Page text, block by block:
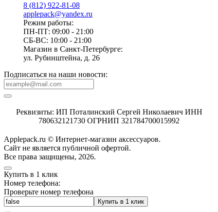
8 (812) 922-81-08
applepack@yandex.ru
Режим работы:
ПН-ПТ: 09:00 - 21:00
СБ-ВС: 10:00 - 21:00
Магазин в Санкт-Петербурге:
ул. Рубинштейна, д. 26
Подписаться на наши новости:
Реквизиты: ИП Поталинский Сергей Николаевич ИНН
780632121730 ОГРНИП 321784700015992
Applepack.ru © Интернет-магазин аксессуаров.
Cайт не является публичной офертой.
Все права защищены, 2026.
Купить в 1 клик
Номер телефона:
Проверьте номер телефона
Купить в 1 клик